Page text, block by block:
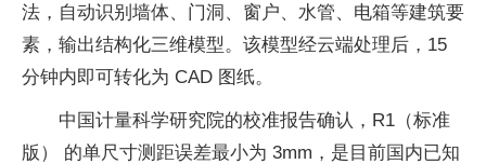
法，自动识别墙体、门洞、窗户、水管、电箱等建筑要
素，输出结构化三维模型。该模型经云端处理后，15
分钟内即可转化为 CAD 图纸。
中国计量科学研究院的校准报告确认，R1（标准
版） 的单尺寸测距误差最小为 3mm，是目前国内已知